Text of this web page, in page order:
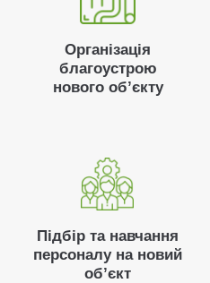
Організація
благоустрою
нового обʼєкту
Підбір та навчання
персоналу на новий
обʼєкт